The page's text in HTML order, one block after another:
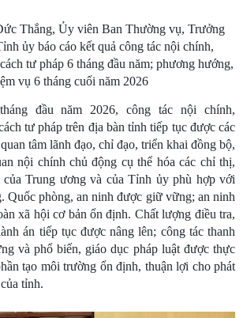
Thắng, Ủy viên Ban Thường vụ, Trưởng
ủy báo cáo kết quả công tác nội chính,
tư pháp 6 tháng đầu năm; phương hướng,
vụ 6 tháng cuối năm 2026
đầu năm 2026, công tác nội chính,
tư pháp trên địa bàn tỉnh tiếp tục được các
tâm lãnh đạo, chỉ đạo, triển khai đồng bộ,
nội chính chủ động cụ thể hóa các chỉ thị,
của Trung ương và của Tỉnh ủy phù hợp với
Quốc phòng, an ninh được giữ vững; an ninh
xã hội cơ bản ổn định. Chất lượng điều tra,
án tiếp tục được nâng lên; công tác thanh
và phổ biến, giáo dục pháp luật được thực
tạo môi trường ổn định, thuận lợi cho phát
tỉnh.